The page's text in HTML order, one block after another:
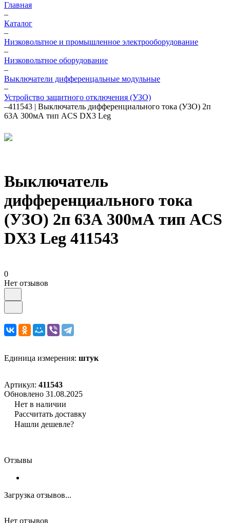
Главная
–
Каталог
–
Низковольтное и промышленное электрооборудование
–
Низковольтное оборудование
–
Выключатели дифференцальные модульные
–
Устройство защитного отключения (УЗО)
–411543 | Выключатель дифференциального тока (УЗО) 2п
63А 300мА тип ACS DX3 Leg
Выключатель
дифференциального тока
(УЗО) 2п 63А 300мА тип ACS
DX3 Leg 411543
0
Нет отзывов
Единица измерения: штук
Артикул: 411543
Обновлено 31.08.2025
Нет в наличии
Рассчитать доставку
Нашли дешевле?
Отзывы
Загрузка отзывов...
Нет отзывов